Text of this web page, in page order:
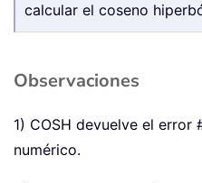
calcular el coseno
Observaciones
1) COSH devuelve el error
numérico.